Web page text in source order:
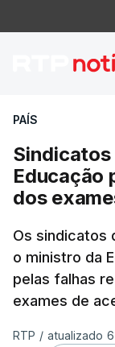
PAÍS
Educação
dos
Os sindicatos
o ministro da
pelas falhas
exames de
RTP / atualizado